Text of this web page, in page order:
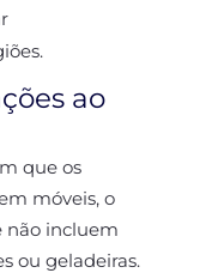
ao
que os
móveis, o
não incluem
ou geladeiras.